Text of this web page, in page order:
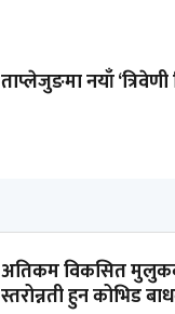
ताप्लेजुङमा नयाँ
अतिकम विकसित
स्तरोन्नती हुन कोभिड